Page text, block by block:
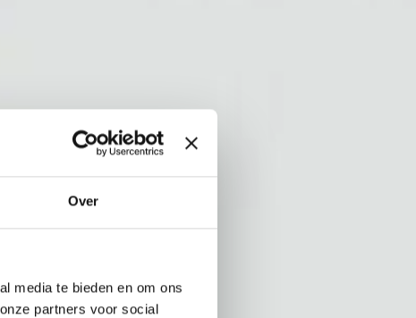
Over
media te bieden en om ons
partners voor social